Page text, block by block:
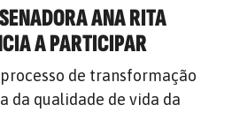
ANA RITA
A PARTICIPAR
de transformação
da qualidade de vida da